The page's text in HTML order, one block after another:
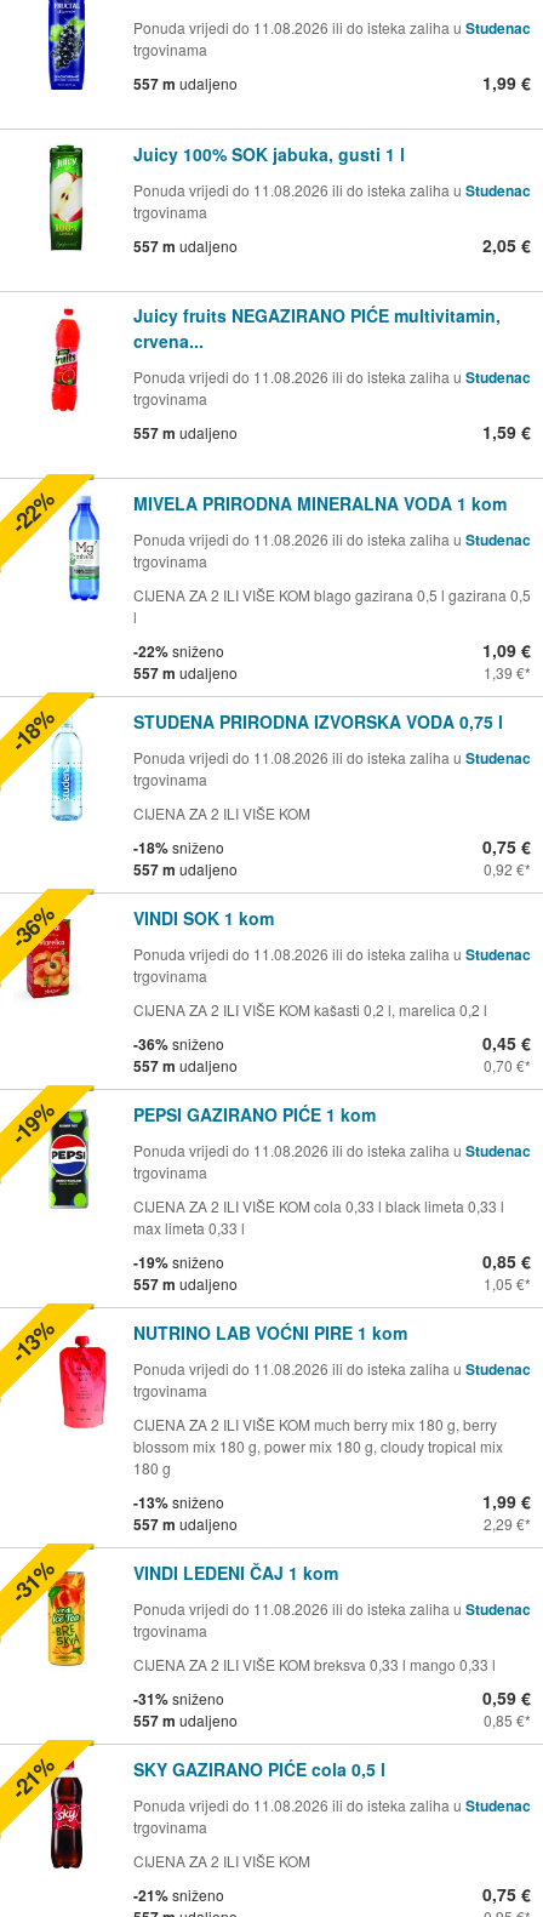
Ponuda vrijedi do 11.08.2026 ili do isteka zaliha u Studenac
trgovinama
557 m udaljeno 1,99 €
Juicy 100% SOK jabuka, gusti 1 l
Ponuda vrijedi do 11.08.2026 ili do isteka zaliha u Studenac
trgovinama
557 m udaljeno 2,05 €
Juicy fruits NEGAZIRANO PIĆE multivitamin,
crvena...
Ponuda vrijedi do 11.08.2026 ili do isteka zaliha u Studenac
trgovinama
557 m udaljeno 1,59 €
MIVELA PRIRODNA MINERALNA VODA 1 kom
Ponuda vrijedi do 11.08.2026 ili do isteka zaliha u Studenac
trgovinama
CIJENA ZA 2 ILI VIŠE KOM blago gazirana 0,5 l gazirana 0,5
l
-22%sniženo
557 m udaljeno
1,09 €
1,39 €
-22%
STUDENA PRIRODNA IZVORSKA VODA 0,75 l
Ponuda vrijedi do 11.08.2026 ili do isteka zaliha u Studenac
trgovinama
CIJENA ZA 2 ILI VIŠE KOM
-18%sniženo
557 m udaljeno
0,75 €
0,92 €
-18%
VINDI SOK 1 kom
Ponuda vrijedi do 11.08.2026 ili do isteka zaliha u Studenac
trgovinama
CIJENA ZA 2 ILI VIŠE KOM kašasti 0,2 l, marelica 0,2 l
-36%sniženo
557 m udaljeno
0,45 €
0,70 €
-36%
PEPSI GAZIRANO PIĆE 1 kom
Ponuda vrijedi do 11.08.2026 ili do isteka zaliha u Studenac
trgovinama
CIJENA ZA 2 ILI VIŠE KOM cola 0,33 l black limeta 0,33 l
max limeta 0,33 l
-19%sniženo
557 m udaljeno
0,85 €
1,05 €
-19%
NUTRINO LAB VOĆNI PIRE 1 kom
Ponuda vrijedi do 11.08.2026 ili do isteka zaliha u Studenac
trgovinama
CIJENA ZA 2 ILI VIŠE KOM much berry mix 180 g, berry
blossom mix 180 g, power mix 180 g, cloudy tropical mix
180 g
-13%sniženo
557 m udaljeno
1,99 €
2,29 €
-13%
VINDI LEDENI ČAJ 1 kom
Ponuda vrijedi do 11.08.2026 ili do isteka zaliha u Studenac
trgovinama
CIJENA ZA 2 ILI VIŠE KOM breksva 0,33 l mango 0,33 l
-31%sniženo
557 m udaljeno
0,59 €
0,85 €
-31%
SKY GAZIRANO PIĆE cola 0,5 l
Ponuda vrijedi do 11.08.2026 ili do isteka zaliha u Studenac
trgovinama
CIJENA ZA 2 ILI VIŠE KOM
-21%sniženo 0,75 €
-21%